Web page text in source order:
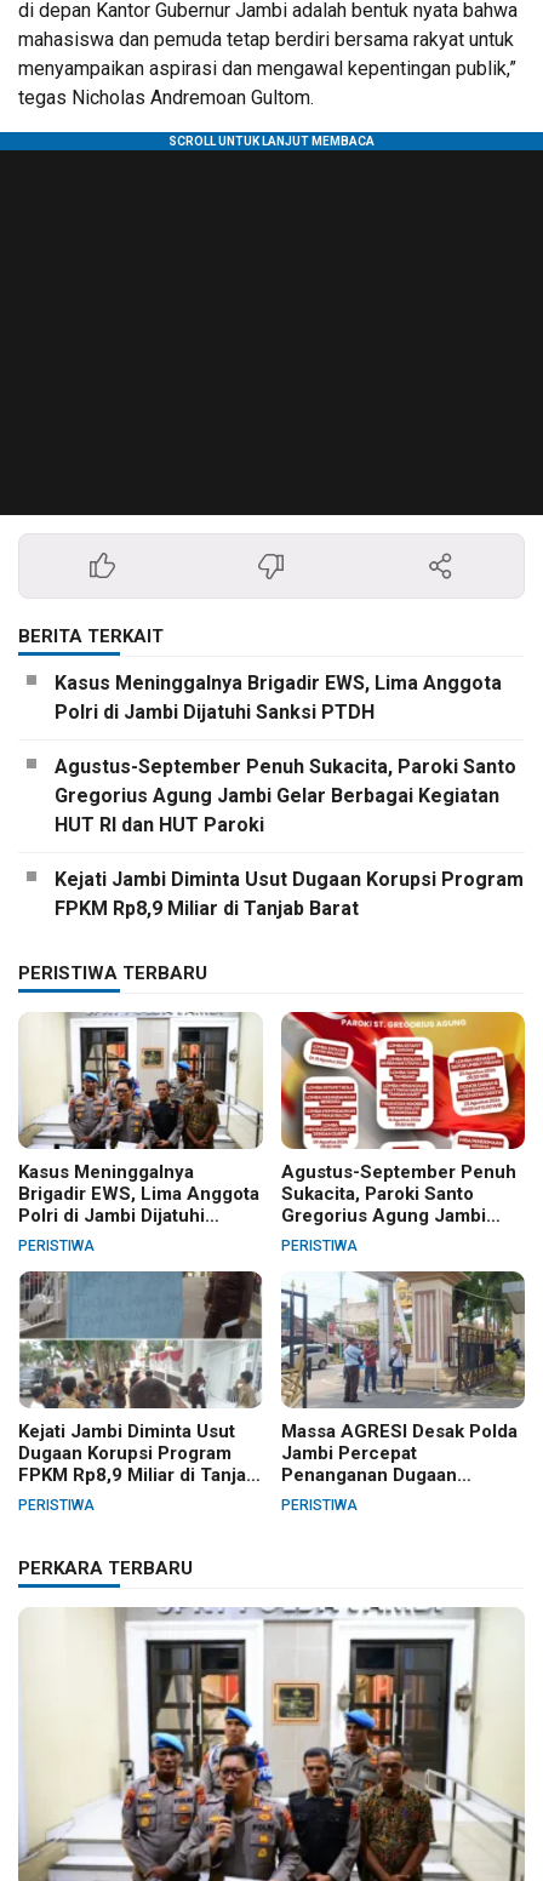
di depan Kantor Gubernur Jambi adalah bentuk nyata bahwa
mahasiswa dan pemuda tetap berdiri bersama rakyat untuk
menyampaikan aspirasi dan mengawal kepentingan publik,”
tegas Nicholas Andremoan Gultom.
BERITA TERKAIT
Kasus Meninggalnya Brigadir EWS, Lima Anggota
Polri di Jambi Dijatuhi Sanksi PTDH
Agustus-September Penuh Sukacita, Paroki Santo
Gregorius Agung Jambi Gelar Berbagai Kegiatan
HUT RI dan HUT Paroki
Kejati Jambi Diminta Usut Dugaan Korupsi Program
FPKM Rp8,9 Miliar di Tanjab Barat
PERISTIWA TERBARU
Kasus Meninggalnya
Brigadir EWS, Lima Anggota
Polri di Jambi Dijatuhi
Sanksi PTDH
PERISTIWA
Agustus-September Penuh
Sukacita, Paroki Santo
Gregorius Agung Jambi
Gelar Berbagai Kegiatan
PERISTIWA
Kejati Jambi Diminta Usut
Dugaan Korupsi Program
FPKM Rp8,9 Miliar di Tanjab
Barat
PERISTIWA
Massa AGRESI Desak Polda
Jambi Percepat
Penanganan Dugaan
Pelanggaran Hak Cipta Buku
PERISTIWA
PERKARA TERBARU